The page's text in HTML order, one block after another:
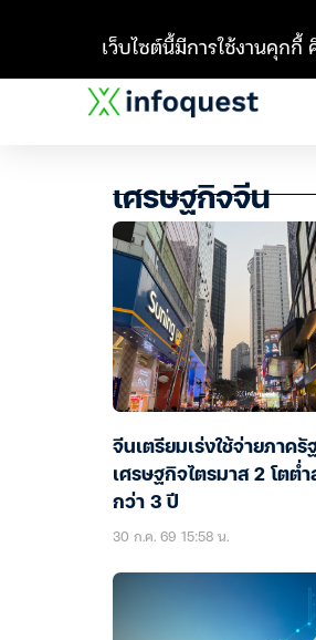
เศรษฐกิจจีน
จีนเตรียมเร่งใช้จ่ายภาครั
เศรษฐกิจไตรมาส 2 โตต่ำ
กว่า 3 ปี
30 ก.ค. 69 15:58 น.
เว็บไซต์นี้มีการใช้งานคุกกี้